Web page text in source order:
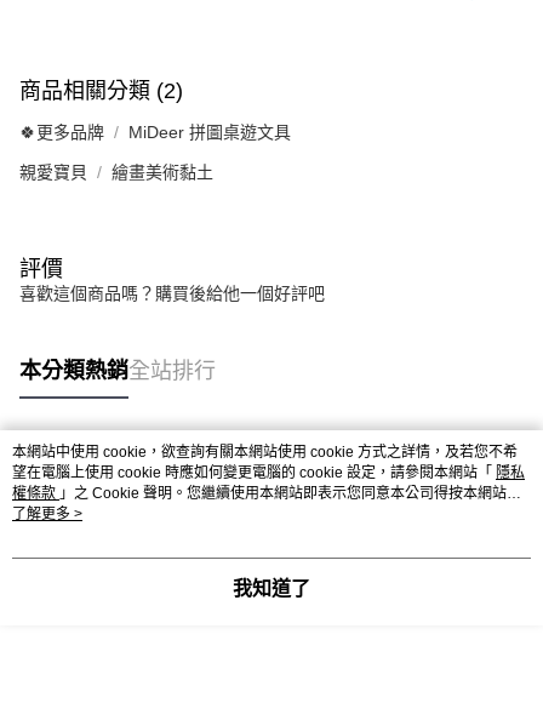
商品相關分類 (2)
🍀更多品牌 MiDeer 拼圖桌遊文具
親愛寶貝 繪畫美術黏土
評價
喜歡這個商品嗎？購買後給他一個好評吧
本分類熱銷全站排行
熱門標籤
本網站中使用 cookie，欲查詢有關本網站使用 cookie 方式之詳情，及若您不希
望在電腦上使用 cookie 時應如何變更電腦的 cookie 設定，請參閱本網站「 隱私
權條款 」之 Cookie 聲明。您繼續使用本網站即表示您同意本公司得按本網站使
用條款之 Cookie 聲明使用 cookie。
了解更多 >
我知道了